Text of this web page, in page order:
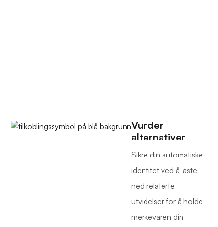
Vurder
alternativer
Sikre din automatiske
identitet ved å laste
ned relaterte
utvidelser for å holde
merkevaren din